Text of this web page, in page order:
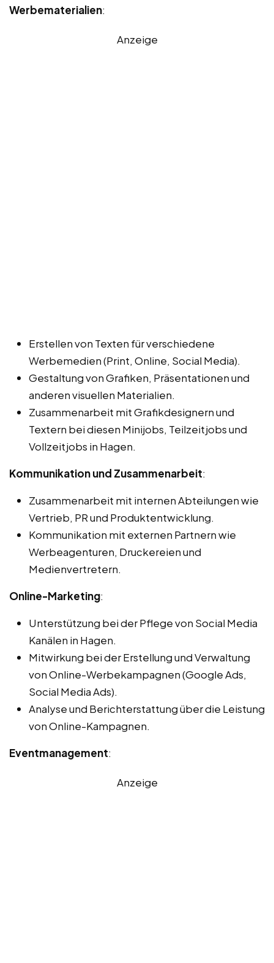
Werbematerialien:
Anzeige
Erstellen von Texten für verschiedene
Werbemedien (Print, Online, Social Media).
Gestaltung von Grafiken, Präsentationen und
anderen visuellen Materialien.
Zusammenarbeit mit Grafikdesignern und
Textern bei diesen Minijobs, Teilzeitjobs und
Vollzeitjobs in Hagen.
Kommunikation und Zusammenarbeit:
Zusammenarbeit mit internen Abteilungen wie
Vertrieb, PR und Produktentwicklung.
Kommunikation mit externen Partnern wie
Werbeagenturen, Druckereien und
Medienvertretern.
Online-Marketing:
Unterstützung bei der Pflege von Social Media
Kanälen in Hagen.
Mitwirkung bei der Erstellung und Verwaltung
von Online-Werbekampagnen (Google Ads,
Social Media Ads).
Analyse und Berichterstattung über die Leistung
von Online-Kampagnen.
Eventmanagement:
Anzeige